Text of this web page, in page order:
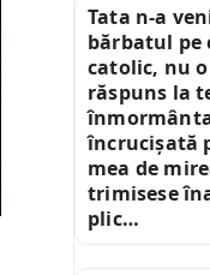
Tata n-a
bărbatul pe
catolic, nu
răspuns la
încrucișată
mea de
trimisese
plic…